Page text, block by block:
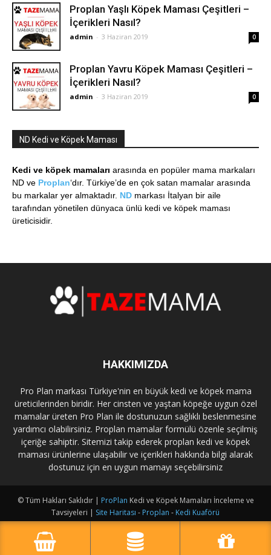
Proplan Yaşlı Köpek Maması Çeşitleri –
İçerikleri Nasıl?
admin - 3 Haziran 2019 0
Proplan Yavru Köpek Maması Çeşitleri –
İçerikleri Nasıl?
admin - 3 Haziran 2019 0
ND Kedi ve Köpek Maması
Kedi ve köpek mamaları arasında en popüler mama markaları
ND ve Proplan‘dır. Türkiye’de en çok satan mamalar arasında
bu markalar yer almaktadır. ND markası İtalyan bir aile
tarafından yönetilen dünyaca ünlü kedi ve köpek maması
üreticisidir.
HAKKIMIZDA
Pro Plan markası Türkiye'nin en büyük kedi ve köpek mama
üreticilerinden biridir. Her cinsten ve yaştan köpeğe uygun özel
mamalar üreten Pro Plan ile dostunuzun sağlıklı beslenmesine
yardımcı olabilirsiniz. Proplan mamalar formülü özenle seçilmiş
içeriğe sahiptir. Sitemizi takip ederek proplan kedi ve köpek
maması ürünlerine ulaşabilir ve içerikleri hakkında bilgi alarak
dostunuz için en uygun mamayı seçebilirsiniz
© Tüm Hakları Saklıdır | ProPlan Kedi ve Köpek Mamaları İnceleme ve
Tavsiyeleri | Site Haritası - Proplan - Kedi Kuaförü